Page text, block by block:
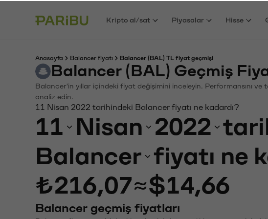
Kripto al/sat Piyasalar Hisse
Anasayfa Balancer fiyatı Balancer (BAL) TL fiyat geçmişi
Balancer (BAL) Geçmiş
Balancer'in yıllar içindeki fiyat değişimini inceleyin. Performansını ve
analiz edin.
11 Nisan 2022 tarihindeki Balancer fiyatı ne kadardı?
11 Nisan 2022
Balancer fiyatı ne
₺216,07≈$14,66
Balancer geçmiş fiyatları